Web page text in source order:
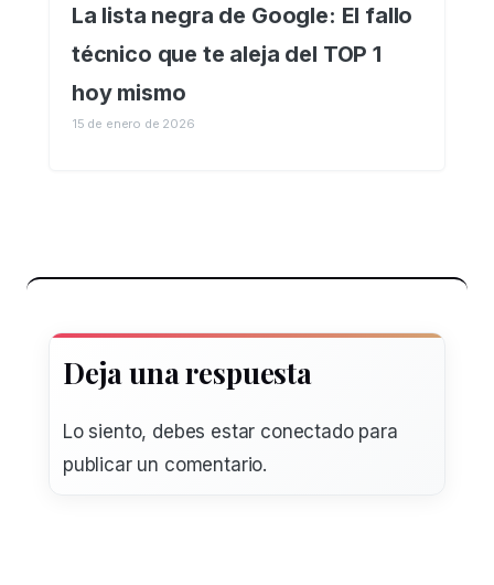
La lista negra de Google: El fallo
técnico que te aleja del TOP 1
hoy mismo
15 de enero de 2026
Deja una respuesta
Lo siento, debes estar conectadopara
publicar un comentario.